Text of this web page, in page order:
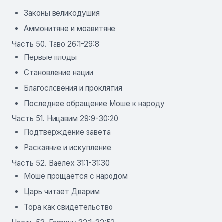
Законы великодушия
Аммонитяне и моавитяне
Часть 50. Таво 26:1-29:8
Первые плоды
Становление нации
Благословения и проклятия
Последнее обращение Моше к народу
Часть 51. Ницавим 29:9-30:20
Подтверждение завета
Раскаяние и искупление
Часть 52. Ваелех 31:1-31:30
Моше прощается с народом
Царь читает Дварим
Тора как свидетельство